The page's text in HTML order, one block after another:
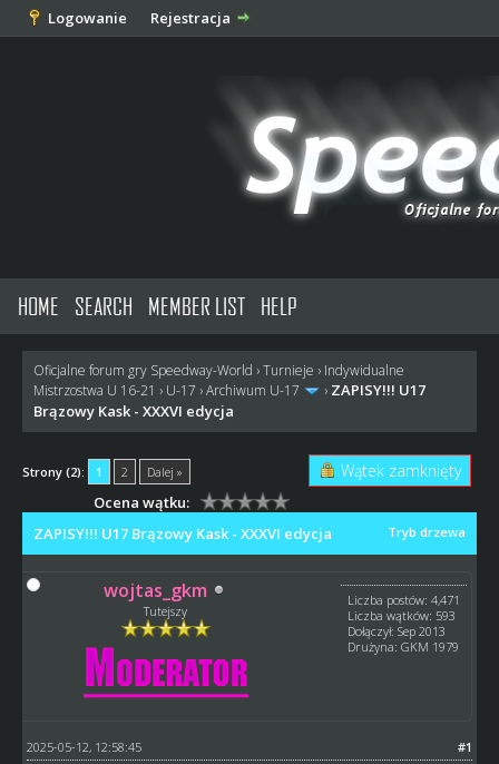
Logowanie Rejestracja
HOME SEARCH MEMBER LIST HELP
Oficjalne forum gry Speedway-World ›Turnieje › Indywidualne
Mistrzostwa U 16-21 › U-17 ›Archiwum U-17 › ZAPISY!!! U17
Brązowy Kask - XXXVI edycja
Strony (2): 1 2 Dalej » Wątek zamknięty
Ocena wątku:
Tryb drzewa
ZAPISY!!! U17 Brązowy Kask - XXXVI edycja
wojtas_gkm
Tutejszy
Liczba postów: 4,471
Liczba wątków: 593
Dołączył: Sep 2013
Drużyna: GKM 1979
#1
2025-05-12, 12:58:45